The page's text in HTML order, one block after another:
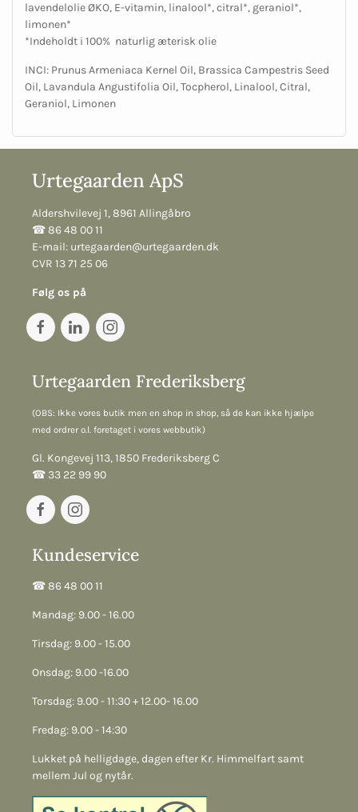
lavendelolie ØKO, E-vitamin, linalool*, citral*, geraniol*,
limonen*
*Indeholdt i 100% naturlig æterisk olie
INCI: Prunus Armeniaca Kernel Oil, Brassica Campestris Seed
Oil, Lavandula Angustifolia Oil, Tocpherol, Linalool, Citral,
Geraniol, Limonen
Urtegaarden ApS
Aldershvilevej 1, 8961 Allingåbro
☎︎ 86 48 00 11
E-mail: urtegaarden@urtegaarden.dk
CVR 13 71 25 06
Følg os på
Urtegaarden Frederiksberg
(OBS: Ikke vores butik men en shop in shop, så de kan ikke hjælpe
med ordrer o.l. foretaget i vores webbutik)
Gl. Kongevej 113, 1850 Frederiksberg C
☎︎ 33 22 99 90
Kundeservice
☎︎ 86 48 00 11
Mandag: 9.00 - 16.00
Tirsdag: 9.00 - 15.00
Onsdag: 9.00 -16.00
Torsdag: 9.00 - 11:30 + 12.00- 16.00
Fredag: 9.00 - 14:30
Lukket på helligdage, dagen efter Kr. Himmelfart samt
mellem Jul og nytår.